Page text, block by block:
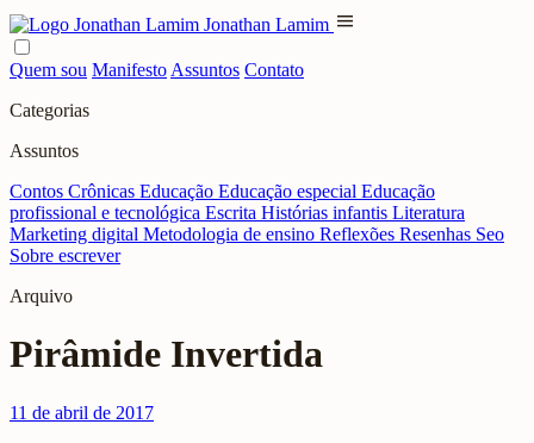
Jonathan Lamim menu
Quem sou Manifesto Assuntos Contato
Categorias
Assuntos
Contos Crônicas Educação Educação especial Educação
profissional e tecnológica Escrita Histórias infantis Literatura
Marketing digital Metodologia de ensino Reflexões Resenhas Seo
Sobre escrever
Arquivo
Pirâmide Invertida
11 de abril de 2017